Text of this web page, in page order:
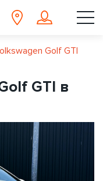
Golf GTI
GTI в